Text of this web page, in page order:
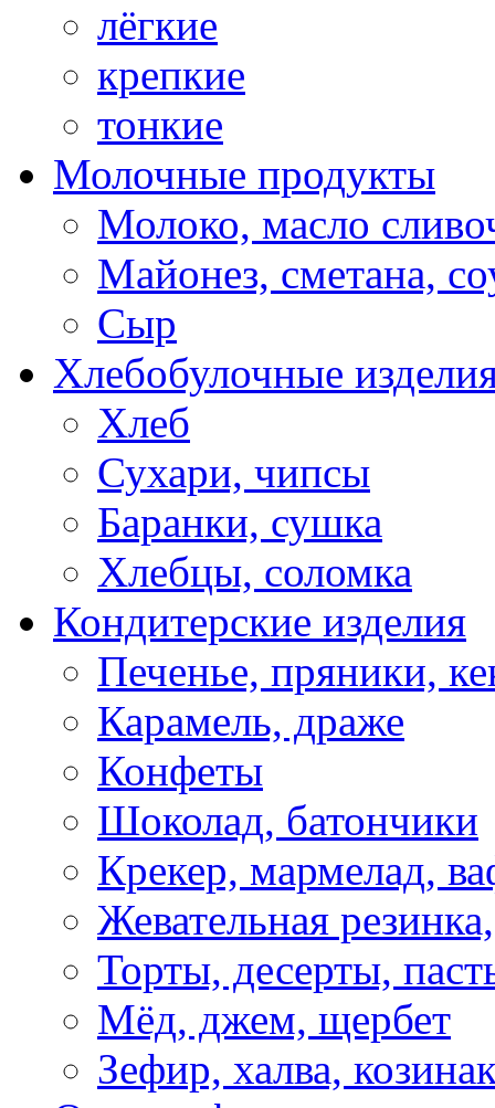
лёгкие
крепкие
тонкие
Молочные продукты
Молоко, масло
Майонез, сметана,
Сыр
Хлебобулочные
Хлеб
Сухари, чипсы
Баранки, сушка
Хлебцы, соломка
Кондитерские изделия
Печенье, пряники,
Карамель, драже
Конфеты
Шоколад, батончики
Крекер, мармелад,
Жевательная
Торты, десерты,
Мёд, джем, щербет
Зефир, халва,